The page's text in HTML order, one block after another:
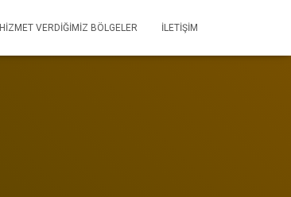
HIZMET VERDIĞIMIZ BÖLGELER İLETIŞIM